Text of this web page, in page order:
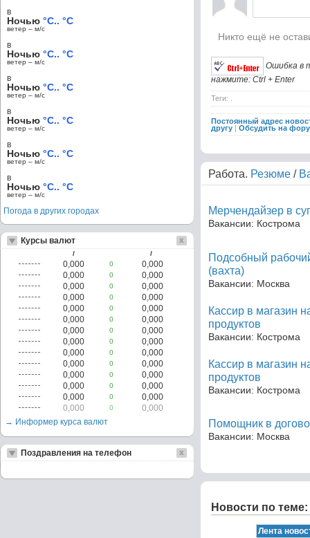
Никто ещё не
Ошибка в
нажмите: Ctrl + Enter
Теги: .
Постоянный адрес
другу | Обсудить на
Работа. Резюме /
Мерчендайзер в
Вакансии: Кострома
Подсобный
(вахта)
Вакансии: Москва
Кассир в магазин
продуктов
Вакансии: Кострома
Кассир в магазин
продуктов
Вакансии: Кострома
Помощник в
Вакансии: Москва
Новости по
в
Ночью °C.. °C
ветер – м/c
в
Ночью °C.. °C
ветер – м/c
в
Ночью °C.. °C
ветер – м/c
в
Ночью °C.. °C
ветер – м/c
в
Ночью °C.. °C
ветер – м/c
в
Ночью °C.. °C
ветер – м/c
Погода в других городах
Курсы валют
/ /
0,000 0
0,000
0,000
0
0,000
0,000
0
0,000
0,000
0
0,000
0,000
0
0,000
0,000
0
0,000
0,000
0
0,000
0,000
0
0,000
0,000
0
0,000
0,000
0
0,000
0,000
0
0,000
0,000
0
0,000
0,000
0
0,000
0,000
0
0,000
→ Информер курса валют
Поздравления на телефон